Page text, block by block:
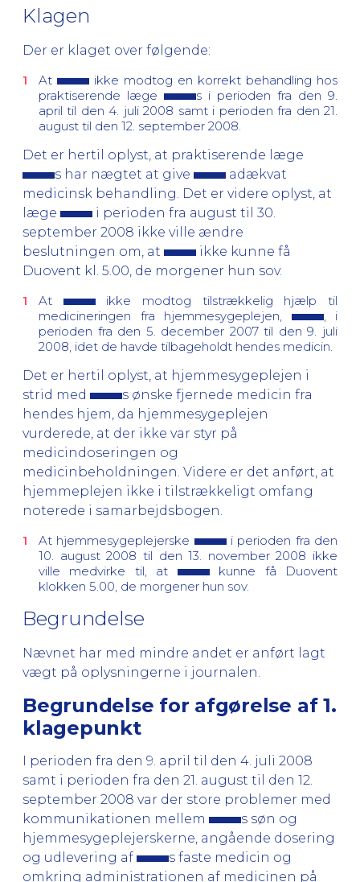
Klagen
Der er klaget over følgende:
At
ikke modtog en korrekt behandling hos
praktiserende læge
s i perioden fra den 9.
april til den 4. juli 2008 samt i perioden fra den 21.
august til den 12. september 2008.
Det er hertil oplyst, at praktiserende læge
s har nægtet at give
adækvat
medicinsk behandling. Det er videre oplyst, at
læge
i perioden fra august til 30.
september 2008 ikke ville ændre
beslutningen om, at
ikke kunne få
Duovent kl. 5.00, de morgener hun sov.
At
ikke modtog tilstrækkelig hjælp til
medicineringen fra hjemmesygeplejen,
, i
perioden fra den 5. december 2007 til den 9. juli
2008, idet de havde tilbageholdt hendes medicin.
Det er hertil oplyst, at hjemmesygeplejen i
strid med
s ønske fjernede medicin fra
hendes hjem, da hjemmesygeplejen
vurderede, at der ikke var styr på
medicindoseringen og
medicinbeholdningen. Videre er det anført, at
hjemmeplejen ikke i tilstrækkeligt omfang
noterede i samarbejdsbogen.
At hjemmesygeplejerske
i perioden fra den
10. august 2008 til den 13. november 2008 ikke
ville medvirke til, at
kunne få Duovent
klokken 5.00, de morgener hun sov.
Begrundelse
Nævnet har med mindre andet er anført lagt
vægt på oplysningerne i journalen.
Begrundelse for afgørelse af 1.
klagepunkt
I perioden fra den 9. april til den 4. juli 2008
samt i perioden fra den 21. august til den 12.
september 2008 var der store problemer med
kommunikationen mellem
s søn og
hjemmesygeplejerskerne, angående dosering
og udlevering af
s faste medicin og
omkring administrationen af medicinen på